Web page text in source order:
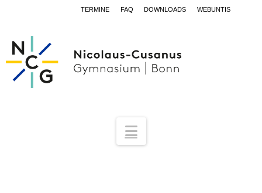
TERMINE FAQ DOWNLOADS WEBUNTIS
Navigation